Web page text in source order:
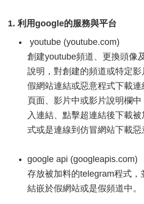
1. 利用google的服務與平台
youtube (youtube.com)
創建youtube頻道、更換頭像
說明，對創建的頻道或特定
假網站連結或惡意程式下載
頁面、影片中或影片說明欄
入連結、點擊超連結後下載
式或是連線到仿冒網站下載惡
google api (googleapis.com)
存放被加料的telegram程式，
結嵌於假網站或是假頻道中。